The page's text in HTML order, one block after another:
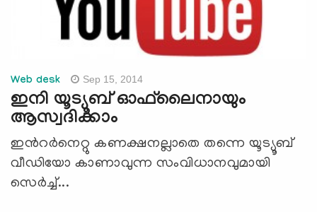
Web desk Sep 15, 2014
ഇനി യൂട്യൂബ് ഓഫ്‍ലൈനായും
ആസ്വദിക്കാം
ഇന്‍റര്‍നെറ്റു കണക്ഷനല്ലാതെ തന്നെ യൂട്യൂബ്
വീഡിയോ കാണാവുന്ന സംവിധാനവുമായി
സെര്‍ച്ച്...